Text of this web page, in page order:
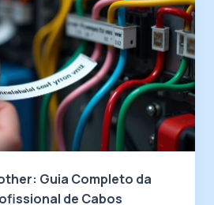
Guia Completo da
de Cabos